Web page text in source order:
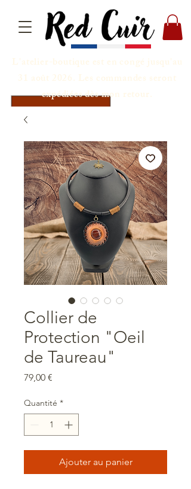
L'atelier-boutique est en congé jusqu'au
31 août 2026. Les commandes seront
expédiées dès mon retour.
Collier de
Protection "Oeil
de Taureau"
79,00 €
Quantité *
Ajouter au panier